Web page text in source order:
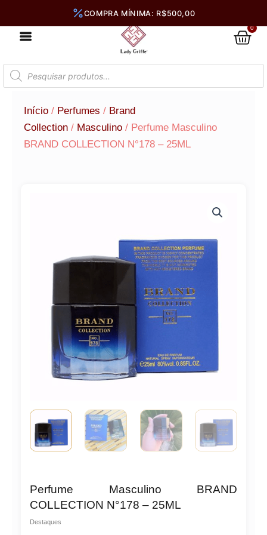
0
Pesquisar
produtos
Início / Perfumes / Brand
Collection / Masculino / Perfume Masculino
BRAND COLLECTION N°178 – 25ML
Perfume Masculino BRAND
COLLECTION N°178 – 25ML
Destaques